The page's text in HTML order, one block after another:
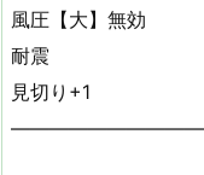
風圧【大】無効
耐震
見切り+1